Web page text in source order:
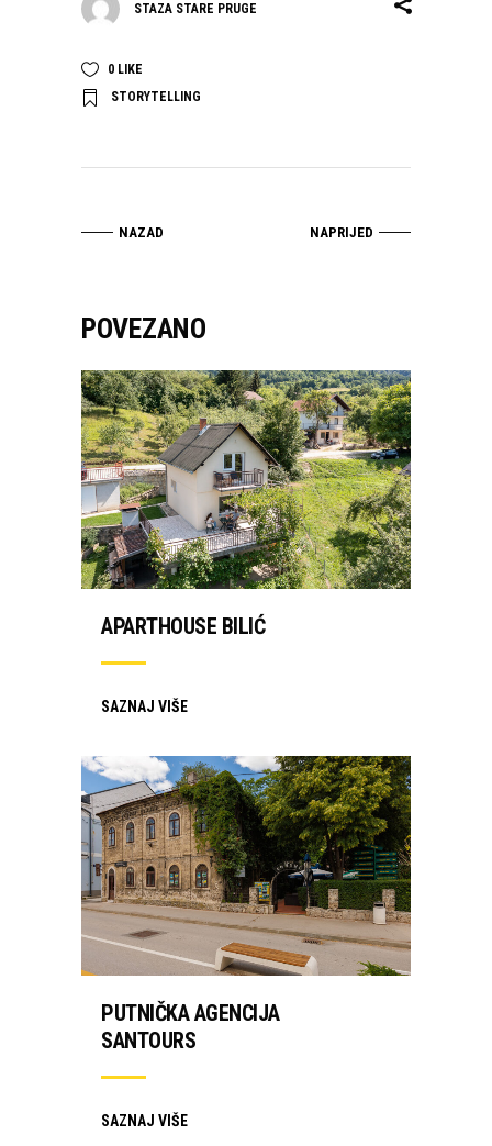
STAZA STARE PRUGE
0 LIKE
STORYTELLING
NAZAD NAPRIJED
POVEZANO
APARTHOUSE BILIĆ
SAZNAJ VIŠE
PUTNIČKA AGENCIJA
SANTOURS
SAZNAJ VIŠE